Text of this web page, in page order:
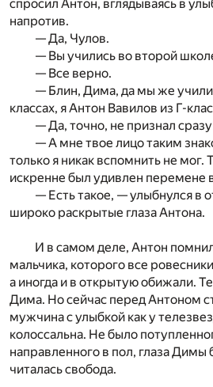
спросил Антон, вглядываясь в
напротив.
— Да, Чулов.
— Вы учились во второй
— Все верно.
— Блин, Дима, да мы же
классах, я Антон Вавилов из Г-
— Да, точно, не признал
— А мне твое лицо таким
только я никак вспомнить не
искренне был удивлен
— Есть такое, — улыбнулся в
широко раскрытые глаза Антона.
И в самом деле, Антон
мальчика, которого все
а иногда и в открытую обижали.
Дима. Но сейчас перед Антоном
мужчина с улыбкой как у
колоссальна. Не было
направленного в пол, глаза Димы
читалась свобода.